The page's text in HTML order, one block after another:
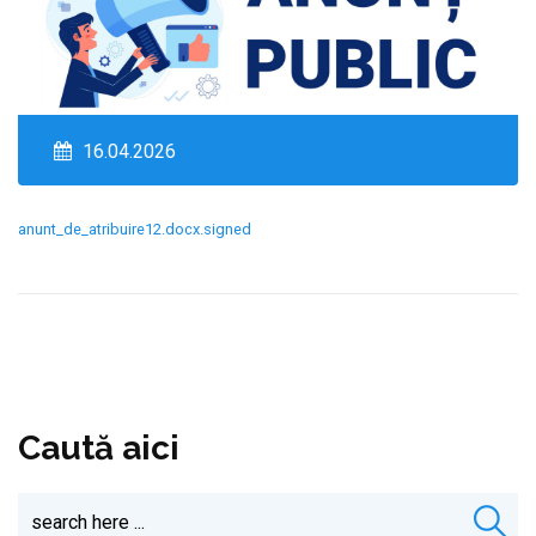
16.04.2026
anunt_de_atribuire12.docx.signed
Caută aici